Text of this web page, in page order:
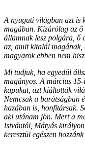
A nyugati világban azt is
magában. Kizárólag az ő
államnak lesz polgára, ő
az, amit kitalál magának,
magyarok ebben nem
Mi tudjuk, ha egyedül
magányos. A március
kapukat, azt kiáltották
Nemcsak a barátságban
hazában is, honfitársak.
aki utánam jön. Mert a
Istvántól, Mátyás
keresztül egészen